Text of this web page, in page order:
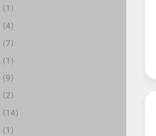
1
4
7
1
9
2
14
1